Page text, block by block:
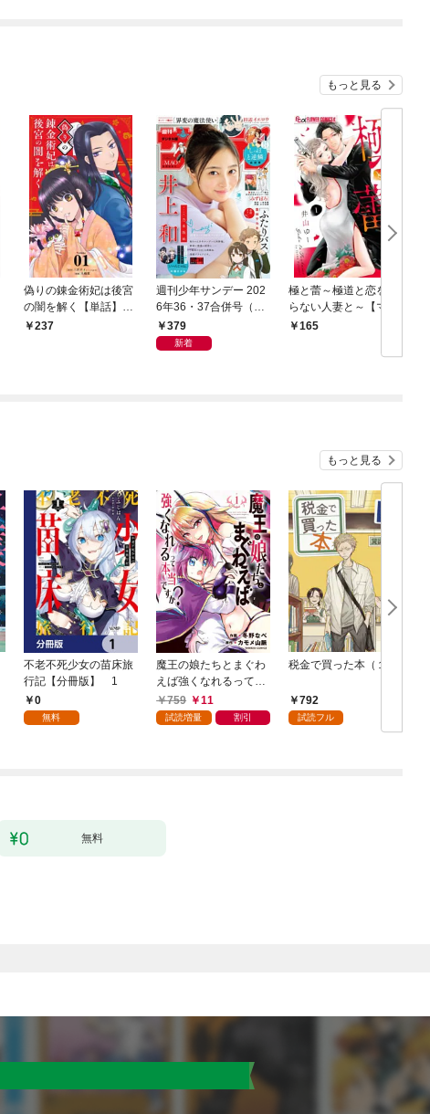
もっと見る
偽りの錬金術妃は後宮
の闇を解く【単話】
（１）
237
週刊少年サンデー 202
6年36・37合併号（20
26年8月5日発売号）
379
新着
極と蕾～極道と恋を知
らない人妻と～【マイ
クロ】（１）
165
もっと見る
不老不死少女の苗床旅
行記【分冊版】 1
0
無料
魔王の娘たちとまぐわ
えば強くなれるって本
当ですか？【特典ペー
パー付き】【カラーペ
759 11
試読増量 割引
税金で買った本（１）
792
試読フル
無料